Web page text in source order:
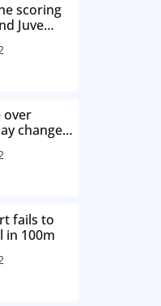
scoring
Juve
over
change
fails to
in 100m